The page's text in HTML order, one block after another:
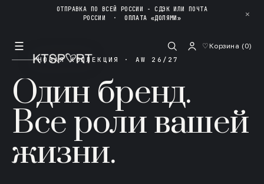
ОТПРАВКА ПО ВСЕЙ РОССИИ - СДЭК ИЛИ ПОЧТА
РОССИИ ·ОПЛАТА «ДОЛЯМИ» ✕
☰ ♡Корзина (0)
НОВАЯ КОЛЛЕКЦИЯ · AW 26/27
Один бренд.
Все роли вашей
жизни.